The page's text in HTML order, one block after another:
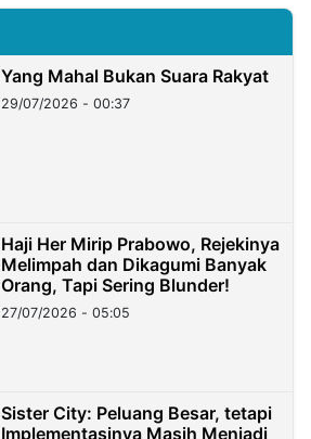
Yang Mahal Bukan Suara Rakyat
29/07/2026 - 00:37
Haji Her Mirip Prabowo, Rejekinya
Melimpah dan Dikagumi Banyak
Orang, Tapi Sering Blunder!
27/07/2026 - 05:05
Sister City: Peluang Besar, tetapi
Implementasinya Masih Menjadi